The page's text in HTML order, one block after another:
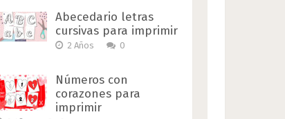
Abecedario letras
cursivas para imprimir
2 Años 0
Números con
corazones para
imprimir